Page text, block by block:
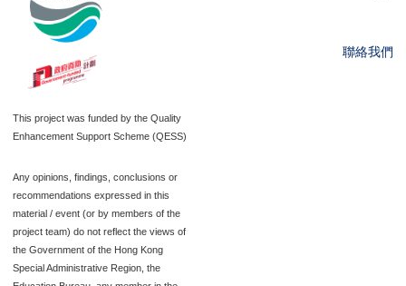
This project was funded by the Quality
Enhancement Support Scheme (QESS)
Any opinions, findings, conclusions or
recommendations expressed in this
material / event (or by members of the
project team) do not reflect the views of
the Government of the Hong Kong
Special Administrative Region, the
聯絡我們